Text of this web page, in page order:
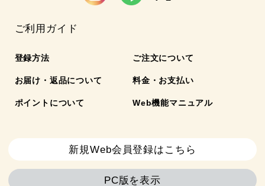
ご利用ガイド
登録方法 ご注文について
お届け・返品について 料金・お支払い
ポイントについて Web機能マニュアル
新規Web会員登録はこちら
PC版を表示